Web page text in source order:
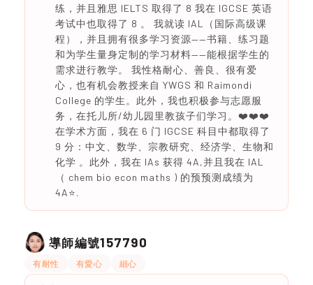
练，并且雅思 IELTS 取得了 8 我在 IGCSE 英语
考试中也取得了 8 。 我就读 IAL（国际高级课
程），并且拥有很多学习资源——书籍、练习题
和为学生量身定制的学习材料——能根据学生的
需求进行教学。 我性格耐心、善良、很有爱
心，也有机会教授来自 YWGS 和 Raimondi
College 的学生。此外，我也积极参与志愿服
务，在托儿所/幼儿园里教孩子们学习。❤️❤️❤️
在学术方面，我在 6 门 IGCSE 科目中都取得了
9 分：中文、数学、宗教研究、经济学、生物和
化学 。此外，我在 IAs 获得 4A,并且我在 IAL
（ chem bio econ maths ) 的预预测成绩为
4A⭐️.
導師編號157790
有耐性 有愛心 細心